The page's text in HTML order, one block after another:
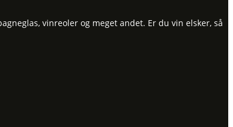
vinreoler og meget andet. Er du vin elsker, så